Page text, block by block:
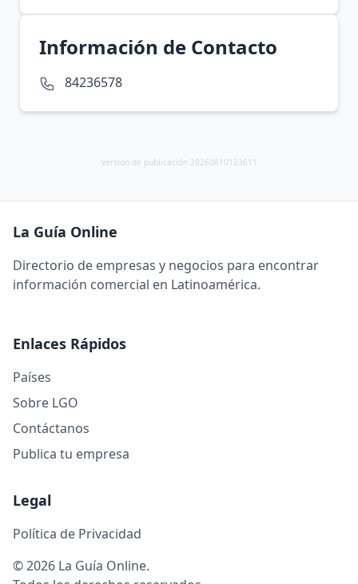
Información de Contacto
84236578
versión de publicación 20260810123611
La Guía Online
Directorio de empresas y negocios para encontrar
información comercial en Latinoamérica.
Enlaces Rápidos
Países
Sobre LGO
Contáctanos
Publica tu empresa
Legal
Política de Privacidad
© 2026 La Guía Online.